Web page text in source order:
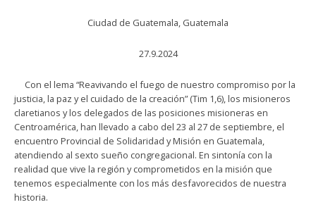
Ciudad de Guatemala, Guatemala
27.9.2024
Con el lema “Reavivando el fuego de nuestro compromiso por la
justicia, la paz y el cuidado de la creación” (Tim 1,6), los misioneros
claretianos y los delegados de las posiciones misioneras en
Centroamérica, han llevado a cabo del 23 al 27 de septiembre, el
encuentro Provincial de Solidaridad y Misión en Guatemala,
atendiendo al sexto sueño congregacional. En sintonía con la
realidad que vive la región y comprometidos en la misión que
tenemos especialmente con los más desfavorecidos de nuestra
historia.